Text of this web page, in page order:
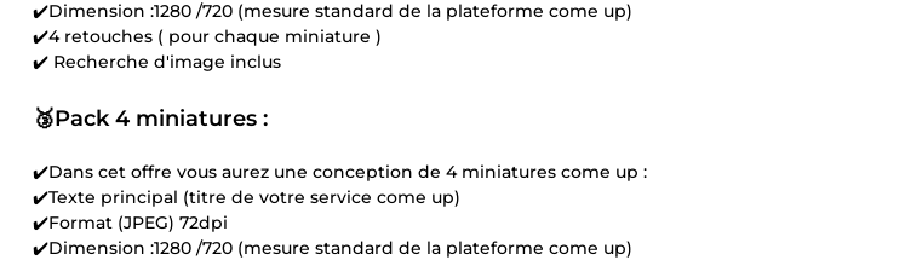
✔️Dimension :1280 /720 (mesure standard de la plateforme come up)
✔️4 retouches ( pour chaque miniature )
✔️ Recherche d'image inclus
🥉Pack 4 miniatures :
✔️Dans cet offre vous aurez une conception de 4 miniatures come up :
✔️Texte principal (titre de votre service come up)
✔️Format (JPEG) 72dpi
✔️Dimension :1280 /720 (mesure standard de la plateforme come up)